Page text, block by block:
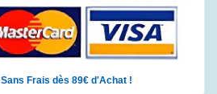
Frais dès 89€ d'Achat !